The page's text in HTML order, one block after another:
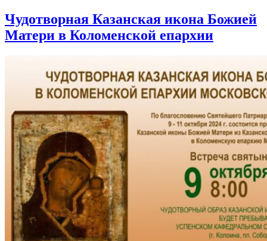
Чудотворная Казанская икона Божией
Матери в Коломенской епархии